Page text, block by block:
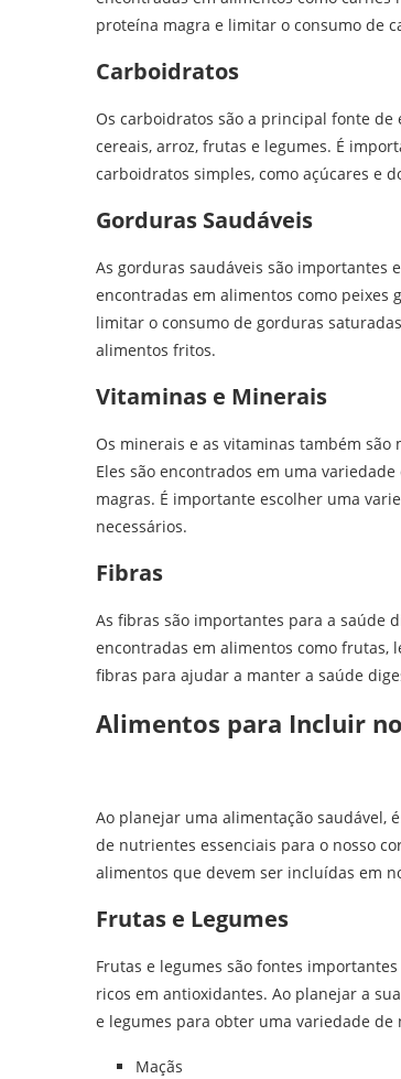
proteína magra e limitar o consumo de
Carboidratos
Os carboidratos são a principal fonte de
cereais, arroz, frutas e legumes. É
carboidratos simples, como açúcares e
Gorduras Saudáveis
As gorduras saudáveis são importantes
encontradas em alimentos como peixes
limitar o consumo de gorduras
alimentos fritos.
Vitaminas e Minerais
Os minerais e as vitaminas também
Eles são encontrados em uma
magras. É importante escolher uma
necessários.
Fibras
As fibras são importantes para a saúde
encontradas em alimentos como frutas,
fibras para ajudar a manter a saúde
Alimentos para Incluir
Ao planejar uma alimentação saudável,
de nutrientes essenciais para o nosso
alimentos que devem ser incluídas em
Frutas e Legumes
Frutas e legumes são fontes
ricos em antioxidantes. Ao planejar a
e legumes para obter uma variedade
Maçãs